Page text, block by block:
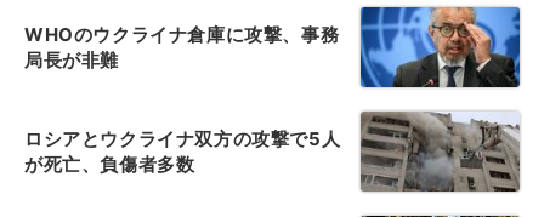
WHOのウクライナ倉庫に攻撃、事務
局長が非難
ロシアとウクライナ双方の攻撃で5人
が死亡、負傷者多数